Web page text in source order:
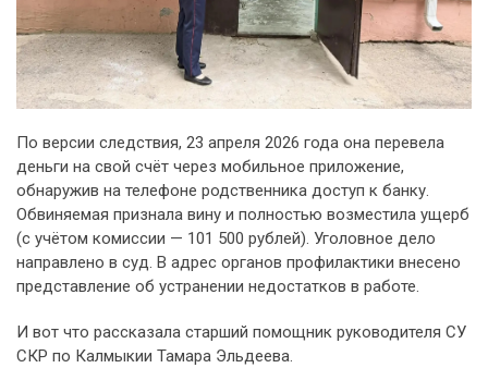
По версии следствия, 23 апреля 2026 года она перевела
деньги на свой счёт через мобильное приложение,
обнаружив на телефоне родственника доступ к банку.
Обвиняемая признала вину и полностью возместила ущерб
(с учётом комиссии — 101 500 рублей). Уголовное дело
направлено в суд. В адрес органов профилактики внесено
представление об устранении недостатков в работе.
И вот что рассказала старший помощник руководителя СУ
СКР по Калмыкии Тамара Эльдеева.